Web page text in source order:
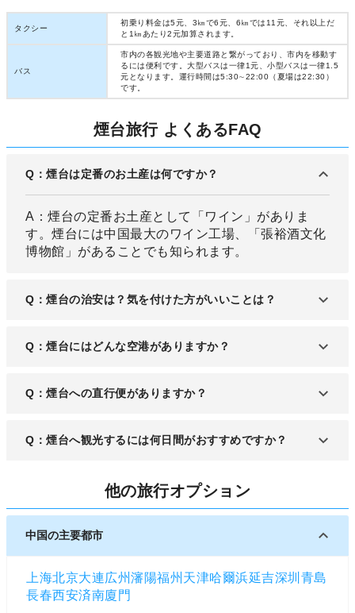
タクシー
初乗り料金は5元、3㎞で6元、6㎞では11元、それ以上だ
と1㎞あたり2元加算されます。
バス
市内の各観光地や主要道路と繋がっており、市内を移動す
るには便利です。大型バスは一律1元、小型バスは一律1.5
元となります。運行時間は5:30∼22:00（夏場は22:30）
です。
煙台旅行 よくあるFAQ
Q：煙台は定番のお土産は何ですか？
A：煙台の定番お土産として「ワイン」がありま
す。煙台には中国最大のワイン工場、「張裕酒文化
博物館」があることでも知られます。
Q：煙台の治安は？気を付けた方がいいことは？
A：煙台の治安は比較的安定しているものの、各種
う。
Q：煙台にはどんな空港がありますか？
A：煙台には「煙台蓬萊国際空港」があります。煙
Q：煙台への直行便がありますか？
A：煙台に位置する「煙台蓬萊国際空港」へは、日
Q：煙台へ観光するには何日間がおすすめですか？
A：煙台市街は、訪れる場所を絞れば2日か3日あれ
ば時間的な余裕を持って観光できるでしょう。
他の旅行オプション
中国の主要都市
上海北京大連広州瀋陽福州 天津哈爾浜延吉深圳 青島
長春西安済南廈門